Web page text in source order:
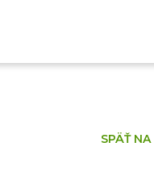
SPÄŤ